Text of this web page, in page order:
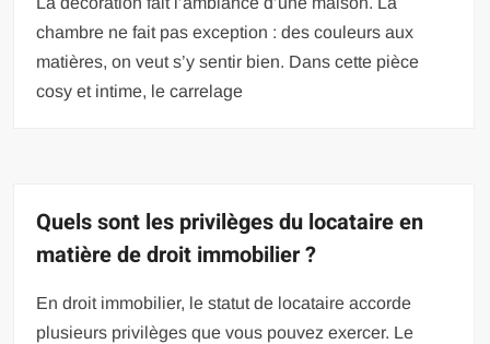
chambre ne fait pas exception : des couleurs aux
matières, on veut s’y sentir bien. Dans cette pièce
cosy et intime, le carrelage
Quels sont les privilèges du locataire en
matière de droit immobilier ?
En droit immobilier, le statut de locataire accorde
plusieurs privilèges que vous pouvez exercer. Le